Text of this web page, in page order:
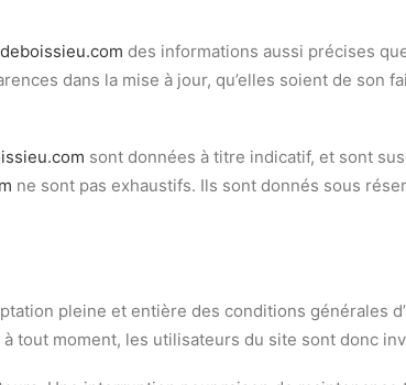
des informations aussi précises
dans la mise à jour, qu’elles soient de son
sont données à titre indicatif, et sont
ne sont pas exhaustifs. Ils sont donnés sous
pleine et entière des conditions générales
tout moment, les utilisateurs du site sont donc